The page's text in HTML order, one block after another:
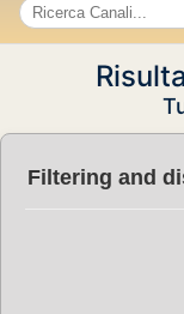
Filtering and